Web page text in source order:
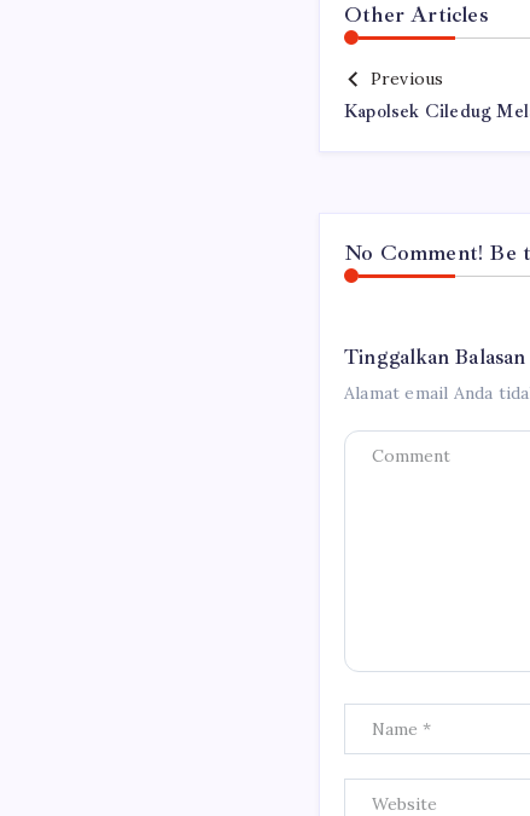
Other Articles
Previous
Kapolsek Ciledug
No Comment! Be
Tinggalkan Balasan
Alamat email Anda